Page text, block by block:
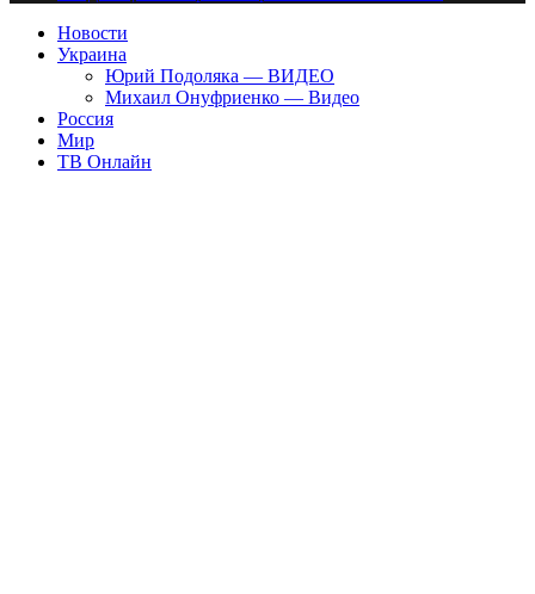
Новости
Украина
Юрий Подоляка — ВИДЕО
Михаил Онуфриенко — Видео
Россия
Мир
ТВ Онлайн